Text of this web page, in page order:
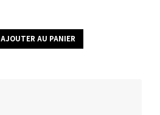
AJOUTER AU PANIER